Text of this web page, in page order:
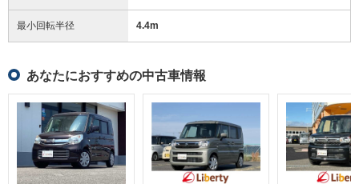
最小回転半径 4.4m
あなたにおすすめの中古車情報